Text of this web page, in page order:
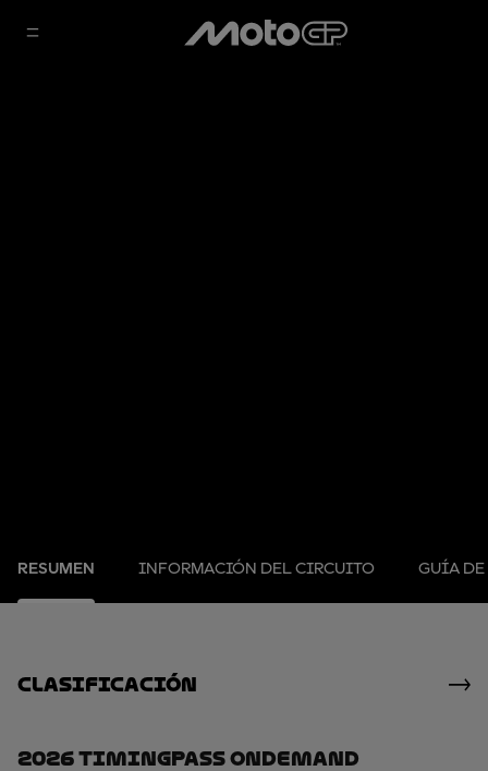
RESUMEN INFORMACIÓN DEL CIRCUITO GUÍA
clasificación
2026 TimingPass OnDemand